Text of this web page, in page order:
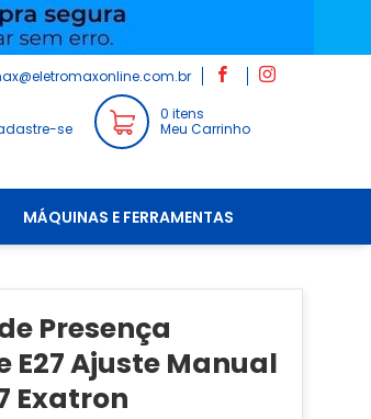
se
0 itens
Meu Carrinho
MÁQUINAS E FERRAMENTAS
Presença
E27 Ajuste Manual
Exatron